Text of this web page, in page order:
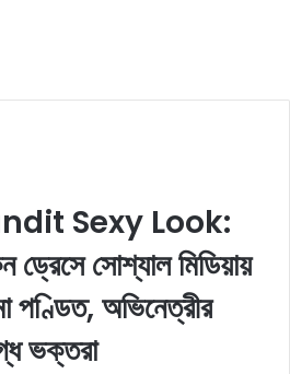
Sexy Look:
সোশ্যাল মিডিয়ায়
পণ্ডিত, অভিনেত্রীর
ভক্তরা